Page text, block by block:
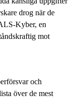
drog när de
Kyber, en
mot
och
över de mest